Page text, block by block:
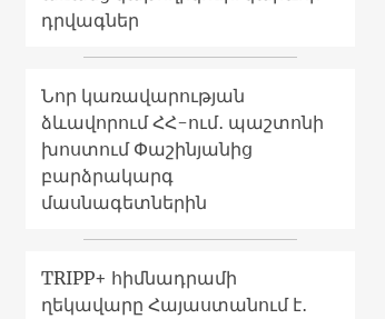
դրվագներ
Նոր կառավարության
ձևավորում ՀՀ-ում․ պաշտոնի
խոստում Փաշինյանից
բարձրակարգ
մասնագետներին
TRIPP+ հիմնադրամի
ղեկավարը Հայաստանում է․